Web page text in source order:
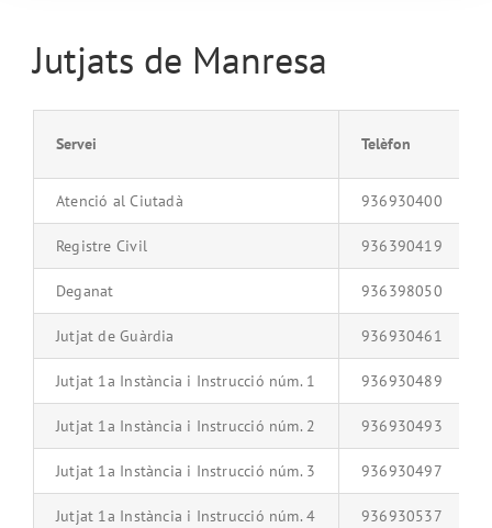
Jutjats de Manresa
Servei Telèfon
Atenció al Ciutadà 936930400
Registre Civil 936390419
Deganat 936398050
Jutjat de Guàrdia 936930461
Jutjat 1a Instància i Instrucció núm. 1 936930489
Jutjat 1a Instància i Instrucció núm. 2 936930493
Jutjat 1a Instància i Instrucció núm. 3 936930497
Jutjat 1a Instància i Instrucció núm. 4 936930537